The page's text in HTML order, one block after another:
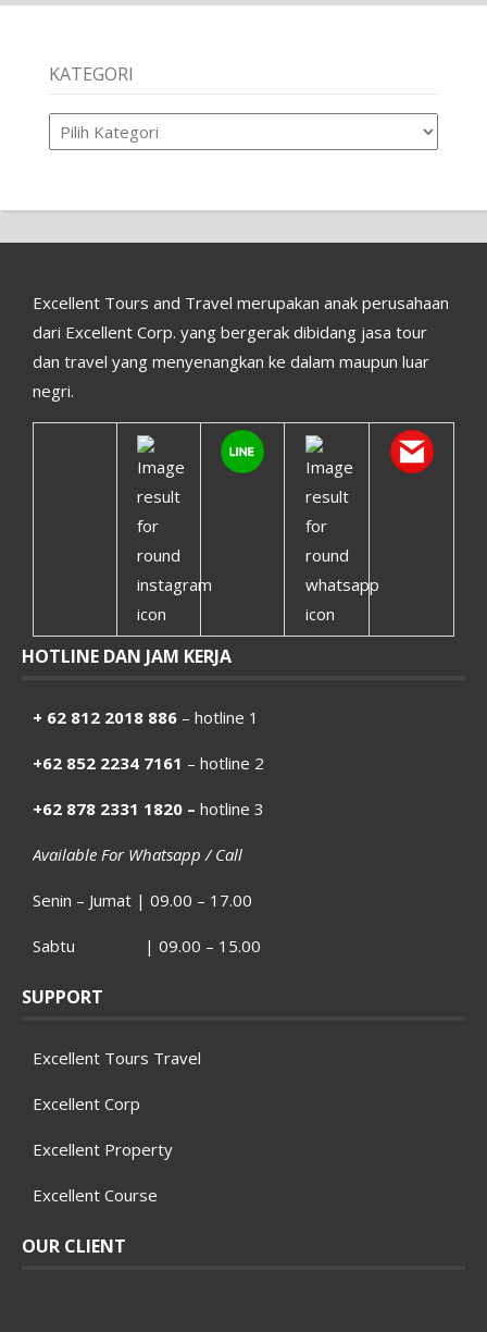
KATEGORI
Kategori
Excellent Tours and Travel merupakan anak perusahaan
dari Excellent Corp. yang bergerak dibidang jasa tour
dan travel yang menyenangkan ke dalam maupun luar
negri.
HOTLINE DAN JAM KERJA
+ 62 812 2018 886 – hotline 1
+62 852 2234 7161 – hotline 2
+62 878 2331 1820 – hotline 3
Available For Whatsapp / Call
Senin – Jumat | 09.00 – 17.00
Sabtu | 09.00 – 15.00
SUPPORT
Excellent Tours Travel
Excellent Corp
Excellent Property
Excellent Course
OUR CLIENT